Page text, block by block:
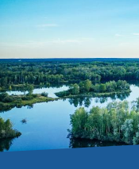
De plus, deux
place.